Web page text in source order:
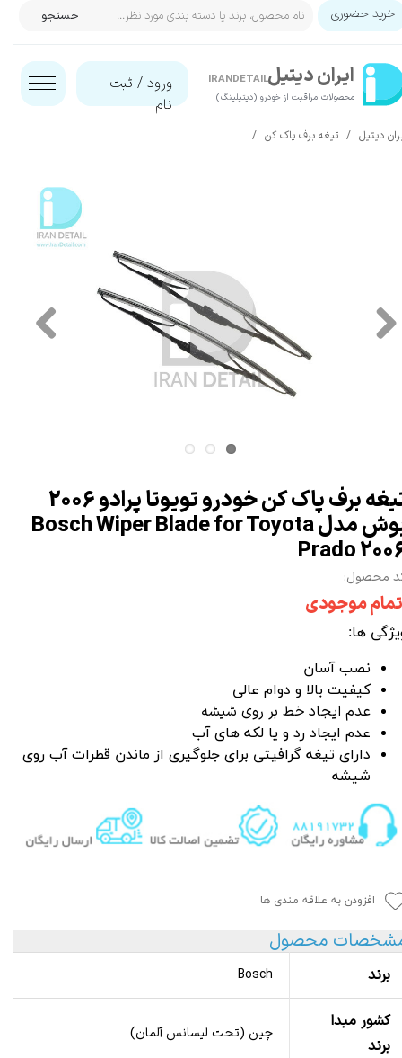
ایران‌ دیتیل
محصولات مراقبت از خودرو (دیتیلینگ)​​​​​​​
IRANDETAIL ورود / ثبت
نام
حساب کاربری من
تغییر گذر واژه
جستجو خرید حضوری
دیتیل تیغه برف پاک کن
تیغه برف پاک کن خودرو تویوتا پرادو 2006
بوش مدل Bosch Wiper Blade for Toyota
Prado
محصول:
موجودی
ها:
نصب آسان
کیفیت بالا و دوام عالی
عدم ایجاد خط بر روی شیشه
عدم ایجاد رد و یا لکه های آب
دارای تیغه گرافیتی برای جلوگیری از ماندن قطرات آب روی
شیشه
افزودن به علاقه مندی ها
محصول
برند Bosch
کشور مبدا
برند
چین (تحت لیسانس آلمان)